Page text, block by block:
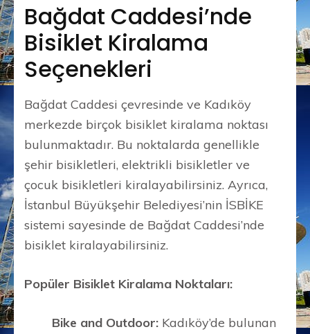
Bağdat Caddesi’nde
Bisiklet Kiralama
Seçenekleri
Bağdat Caddesi çevresinde ve Kadıköy
merkezde birçok bisiklet kiralama noktası
bulunmaktadır. Bu noktalarda genellikle
şehir bisikletleri, elektrikli bisikletler ve
çocuk bisikletleri kiralayabilirsiniz. Ayrıca,
İstanbul Büyükşehir Belediyesi’nin İSBİKE
sistemi sayesinde de Bağdat Caddesi’nde
bisiklet kiralayabilirsiniz.
Popüler Bisiklet Kiralama Noktaları:
Bike and Outdoor: Kadıköy’de bulunan